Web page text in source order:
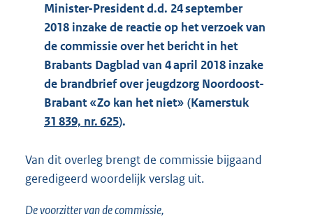
Minister-President d.d. 24 september
2018 inzake de reactie op het verzoek van
de commissie over het bericht in het
Brabants Dagblad van 4 april 2018 inzake
de brandbrief over jeugdzorg Noordoost-
Brabant «Zo kan het niet» (Kamerstuk
31 839, nr. 625).
Van dit overleg brengt de commissie bijgaand
geredigeerd woordelijk verslag uit.
De voorzitter van de commissie,